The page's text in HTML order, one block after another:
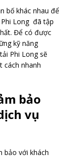
bố khác nhau để
Long đã tập
Để có được
kỹ năng
Phi Long sẽ
cách nhanh
bảo
vụ
bảo với khách